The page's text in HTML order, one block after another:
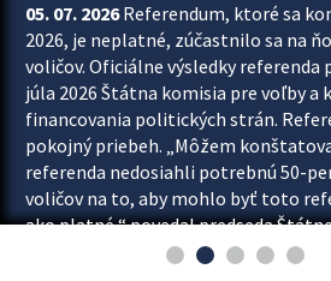
05. 07. 2026Referendum, ktoré sa
2026, je neplatné, zúčastnilo sa na
voličov. Oficiálne výsledky referenda
júla 2026 Štátna komisia pre voľby a
financovania politických strán.
pokojný priebeh. „Môžem
referenda nedosiahli potrebnú 50-
voličov na to, aby mohlo byť toto
ako platné,“ povedal predseda
a kontrolu financovania politických...